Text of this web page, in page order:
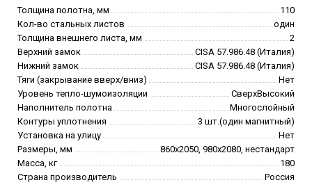
Толщина полотна, мм
110
Кол-во стальных листов
один
Толщина внешнего листа, мм
2
Верхний замок
CISA 57.986.48 (Италия)
Нижний замок
CISA 57.986.48 (Италия)
Тяги (закрывание вверх/вниз)
Нет
Уровень тепло-шумоизоляции
СверхВысокий
Наполнитель полотна
Многослойный
Контуры уплотнения
3 шт.(один магнитный)
Установка на улицу
Нет
Размеры, мм
860х2050, 980х2080, нестандарт
Масса, кг
180
Страна производитель
Россия